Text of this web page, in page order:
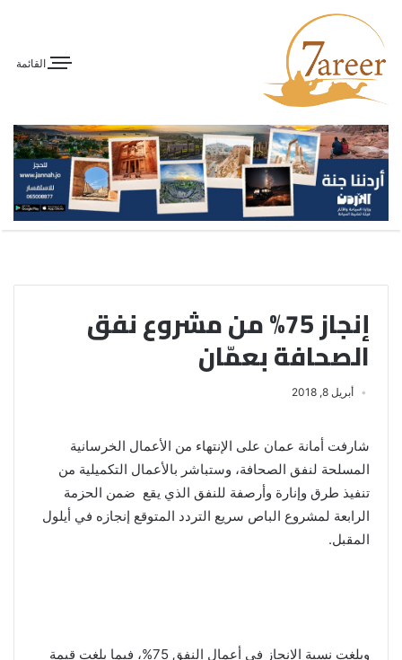
القائمة
إنجاز 75% من مشروع نفق
الصحافة بعمّان
أبريل 8, 2018
شارفت أمانة عمان على الإنتهاء من الأعمال الخرسانية
المسلحة لنفق الصحافة، وستباشر بالأعمال التكميلية من
تنفيذ طرق وإنارة وأرصفة للنفق الذي يقع ضمن الحزمة
الرابعة لمشروع الباص سريع التردد المتوقع إنجازه في أيلول
المقبل.
وبلغت نسبة الانجاز في أعمال النفق 75%، فيما بلغت قيمة